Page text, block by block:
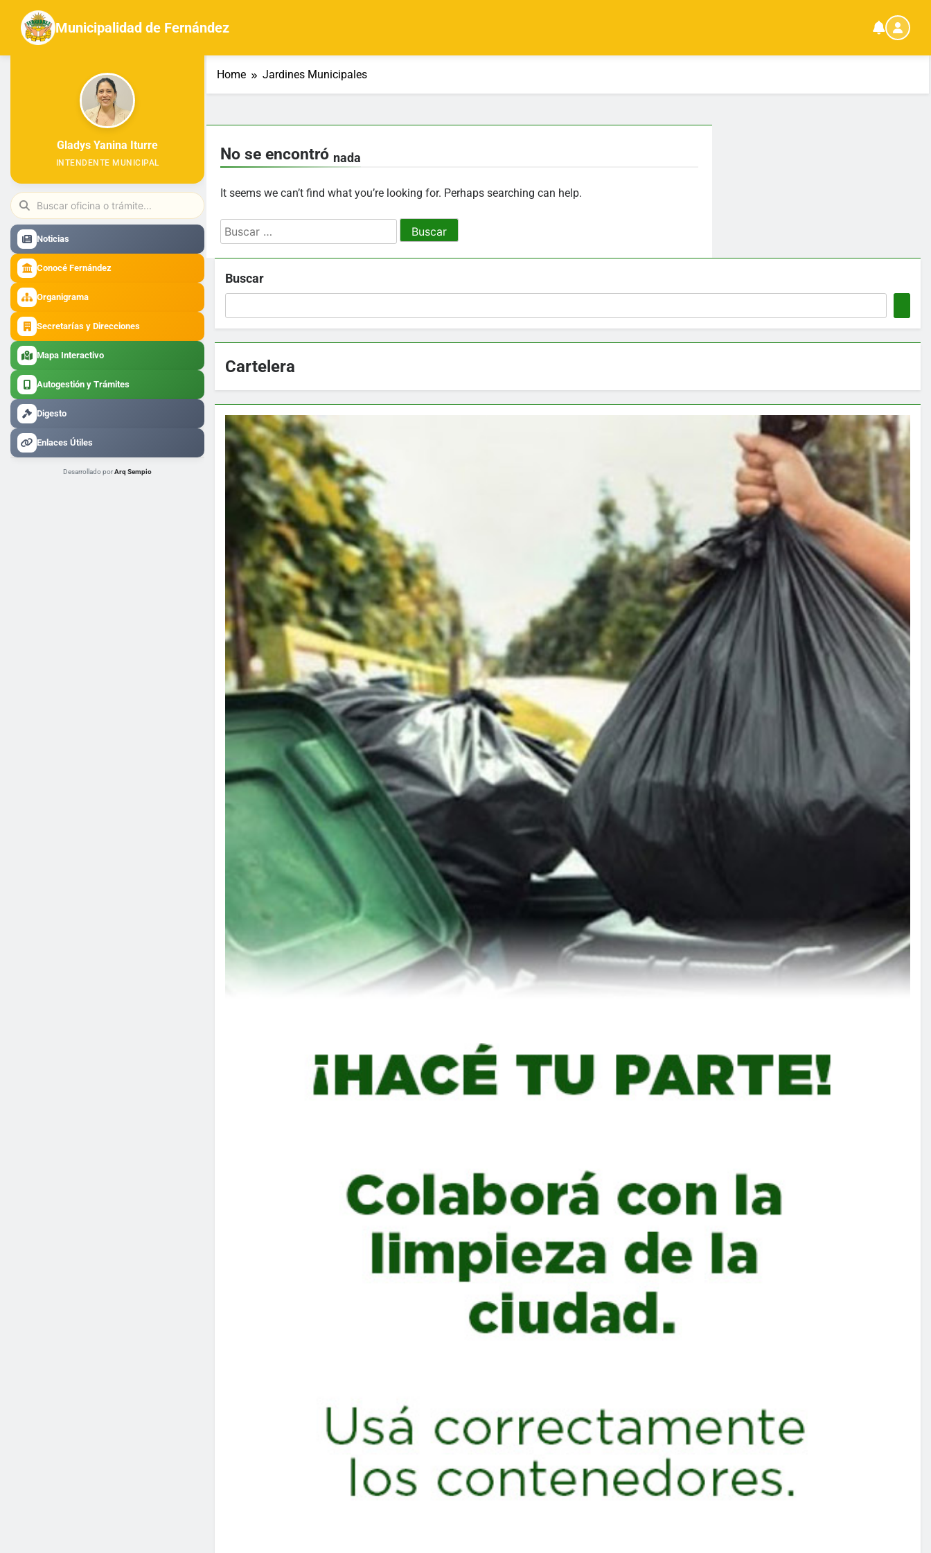
content
Municipalidad de Fernández
Gladys Yanina Iturre
INTENDENTE MUNICIPAL
Noticias
Conocé Fernández
Organigrama
Secretarías y Direcciones
Mapa Interactivo
Autogestión y Trámites
Digesto
Enlaces Útiles
Desarrollado porArq Sempio
Home Jardines Municipales
No se encontró nada
It seems we can’t find what you’re looking for. Perhaps searching can help.
Buscar:
Buscar
Cartelera